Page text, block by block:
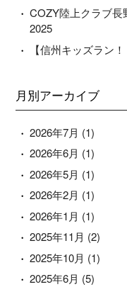
COZY陸上クラブ長
2025
【信州キッズラン
月別アーカイブ
2026年7月 (1)
2026年6月 (1)
2026年5月 (1)
2026年2月 (1)
2026年1月 (1)
2025年11月 (2)
2025年10月 (1)
2025年6月 (5)